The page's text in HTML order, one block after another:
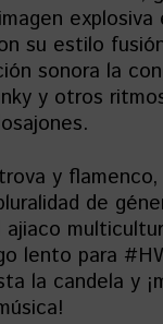
explosiva
su estilo
sonora la
y otros
y
de
lento para
la candela y